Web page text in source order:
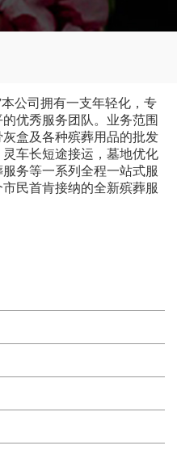
公司拥有一支年轻化，专
优秀服务团队。业务范围
盒及各种殡葬用品的批发
车长短途接运，墓地优化
务等一系列全程一站式服
民首肯接纳的全新殡葬服